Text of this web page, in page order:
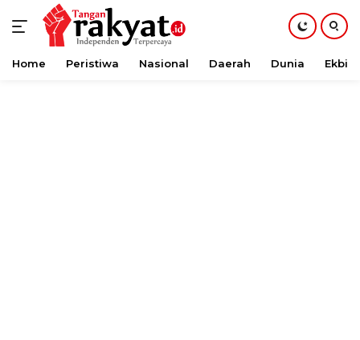
Langsung
Home Peristiwa Nasional Daerah Dunia Ekbis